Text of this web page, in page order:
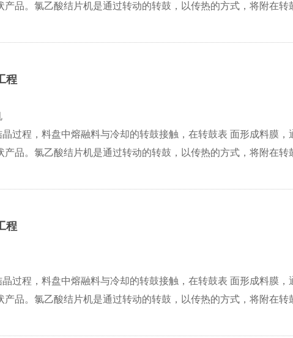
产品。氯乙酸结片机是通过转动的转鼓，以传热的方式，将附在
程
过程，料盘中熔融料与冷却的转鼓接触，在转鼓表 面形成料膜
产品。氯乙酸结片机是通过转动的转鼓，以传热的方式，将附在
程
过程，料盘中熔融料与冷却的转鼓接触，在转鼓表 面形成料膜
产品。氯乙酸结片机是通过转动的转鼓，以传热的方式，将附在